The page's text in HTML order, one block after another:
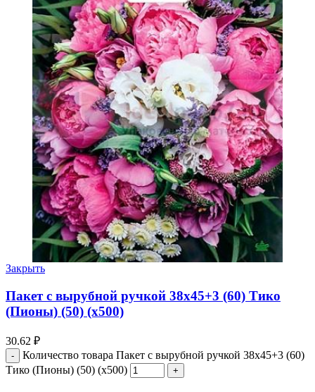
Закрыть
Пакет с вырубной ручкой 38х45+3 (60) Тико
(Пионы) (50) (х500)
30.62 ₽
Количество товара Пакет с вырубной ручкой 38х45+3 (60)
Тико (Пионы) (50) (х500)